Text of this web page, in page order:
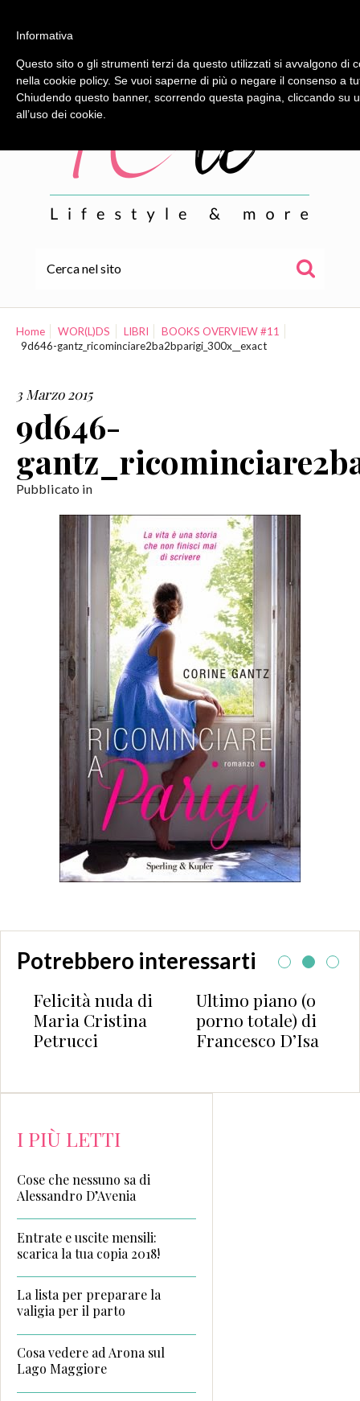
WOR(L)DS
CONTATTI
Home WOR(L)DS LIBRI
BOOKS OVERVIEW #11
9d646-gantz_ricominciare2ba2bparigi_300x__exact
3 Marzo 2015
9d646-
Pubblicato in
Potrebbero interessarti
nuda di
Cristina
Ultimo piano (o
porno totale) di
Francesco D’Isa
Rose
I PIÙ LETTI
Cose che nessuno sa di
Alessandro D’Avenia
Entrate e uscite mensili:
scarica la tua copia 2018!
La lista per preparare la
valigia per il parto
Cosa vedere ad Arona sul
Lago Maggiore
Informativa
Questo sito o gli strumenti terzi da questo utilizzati si avvalgono di
nella cookie policy. Se vuoi saperne di più o negare il consenso a
Chiudendo questo banner, scorrendo questa pagina, cliccando
all’uso dei cookie.